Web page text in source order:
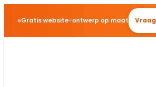
Gratis website-ontwerp op maat